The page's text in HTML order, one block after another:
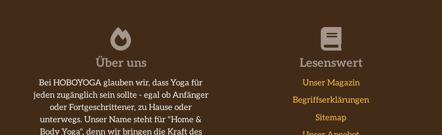
Über uns
Bei HOBOYOGA glauben wir, dass Yoga für
jeden zugänglich sein sollte - egal ob Anfänger
oder Fortgeschrittener, zu Hause oder
unterwegs. Unser Name steht für "Home &
Body Yoga", denn wir bringen die Kraft des
Lesenswert
Unser Magazin
Begriffserklärungen
Sitemap